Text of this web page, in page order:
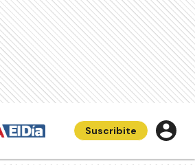
Suscribite